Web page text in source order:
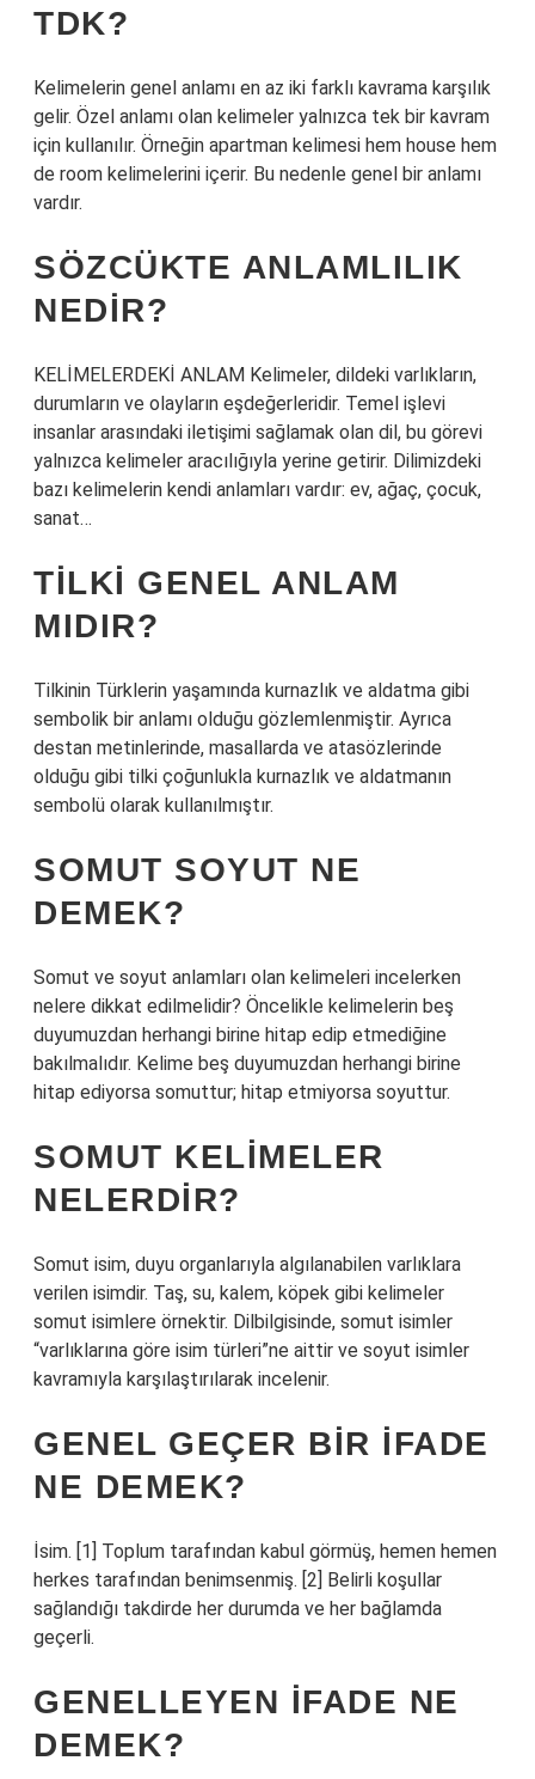
TDK?
Kelimelerin genel anlamı en az iki farklı kavrama karşılık
gelir. Özel anlamı olan kelimeler yalnızca tek bir kavram
için kullanılır. Örneğin apartman kelimesi hem house hem
de room kelimelerini içerir. Bu nedenle genel bir anlamı
vardır.
SÖZCÜKTE ANLAMLILIK
NEDIR?
KELİMELERDEKİ ANLAM Kelimeler, dildeki varlıkların,
durumların ve olayların eşdeğerleridir. Temel işlevi
insanlar arasındaki iletişimi sağlamak olan dil, bu görevi
yalnızca kelimeler aracılığıyla yerine getirir. Dilimizdeki
bazı kelimelerin kendi anlamları vardır: ev, ağaç, çocuk,
sanat…
TILKI GENEL ANLAM
MIDIR?
Tilkinin Türklerin yaşamında kurnazlık ve aldatma gibi
sembolik bir anlamı olduğu gözlemlenmiştir. Ayrıca
destan metinlerinde, masallarda ve atasözlerinde
olduğu gibi tilki çoğunlukla kurnazlık ve aldatmanın
sembolü olarak kullanılmıştır.
SOMUT SOYUT NE
DEMEK?
Somut ve soyut anlamları olan kelimeleri incelerken
nelere dikkat edilmelidir? Öncelikle kelimelerin beş
duyumuzdan herhangi birine hitap edip etmediğine
bakılmalıdır. Kelime beş duyumuzdan herhangi birine
hitap ediyorsa somuttur; hitap etmiyorsa soyuttur.
SOMUT KELIMELER
NELERDIR?
Somut isim, duyu organlarıyla algılanabilen varlıklara
verilen isimdir. Taş, su, kalem, köpek gibi kelimeler
somut isimlere örnektir. Dilbilgisinde, somut isimler
“varlıklarına göre isim türleri”ne aittir ve soyut isimler
kavramıyla karşılaştırılarak incelenir.
GENEL GEÇER BIR IFADE
NE DEMEK?
İsim. [1] Toplum tarafından kabul görmüş, hemen hemen
herkes tarafından benimsenmiş. [2] Belirli koşullar
sağlandığı takdirde her durumda ve her bağlamda
geçerli.
GENELLEYEN IFADE NE
DEMEK?